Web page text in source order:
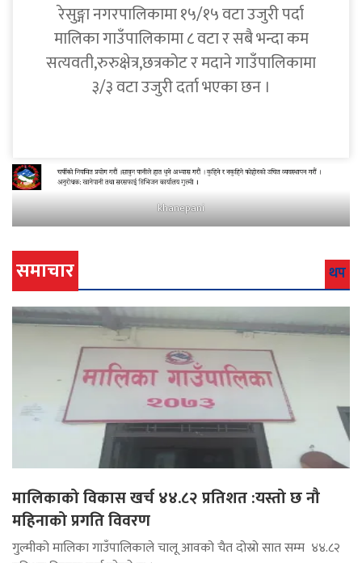
रेसुङ्गा नगरपालिकामा १५/१५ वटा उजुरी पर्दा
मालिका गाउँपालिकामा ८ वटा र सबै भन्दा कम
सत्यवती,रुरुक्षेत्र,छत्रकोट र मदाने गाउँपालिकामा
३/३ वटा उजुरी दर्ता भएका छन ।
khanepani
समाचार थप
मालिकाको विकास खर्च ४४.८२ प्रतिशत :यस्तो छ नौ
महिनाको प्रगति विवरण
गुल्मीको मालिका गाउँपालिकाले चालू आवको चैत दोस्रो सात सम्म ४४.८२